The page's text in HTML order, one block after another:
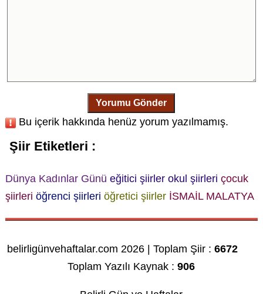
Yorumu Gönder
Bu içerik hakkında henüz yorum yazılmamış.
Şiir Etiketleri :
Dünya Kadınlar Günü eğitici şiirler okul şiirleri çocuk
şiirleri öğrenci şiirleri öğretici şiirler İSMAİL MALATYA
belirligünvehaftalar.com 2026 | Toplam Şiir :6672
Toplam Yazılı Kaynak :906